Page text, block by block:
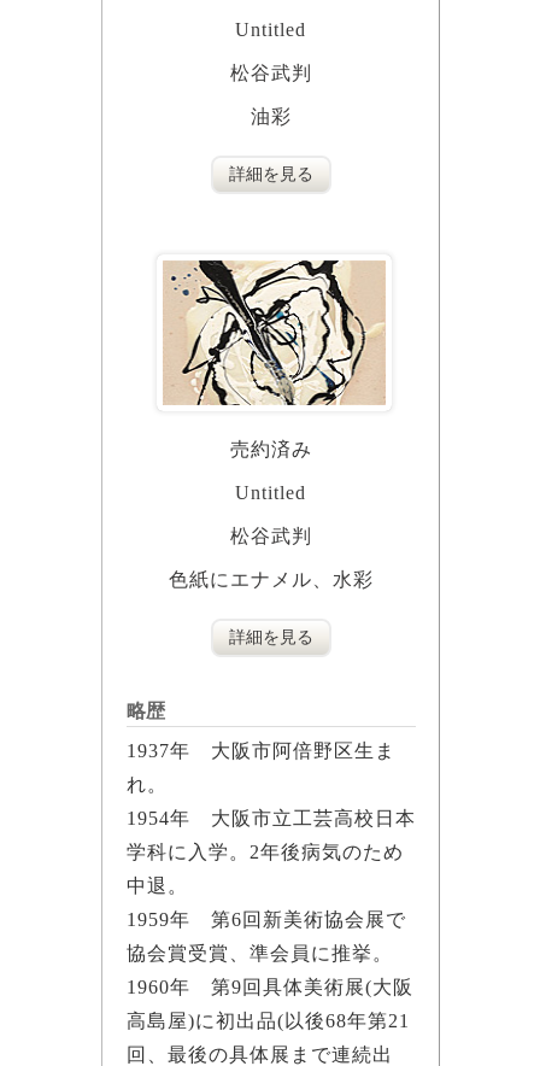
Untitled
松谷武判
油彩
詳細を見る
売約済み
Untitled
松谷武判
色紙にエナメル、水彩
詳細を見る
略歴
1937年 大阪市阿倍野区生ま
れ。
1954年 大阪市立工芸高校日本
学科に入学。2年後病気のため
中退。
1959年 第6回新美術協会展で
協会賞受賞、準会員に推挙。
1960年 第9回具体美術展(大阪
高島屋)に初出品(以後68年第21
回、最後の具体展まで連続出